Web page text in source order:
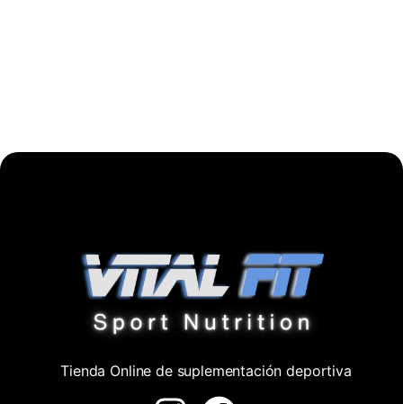
Tienda Online de suplementación deportiva